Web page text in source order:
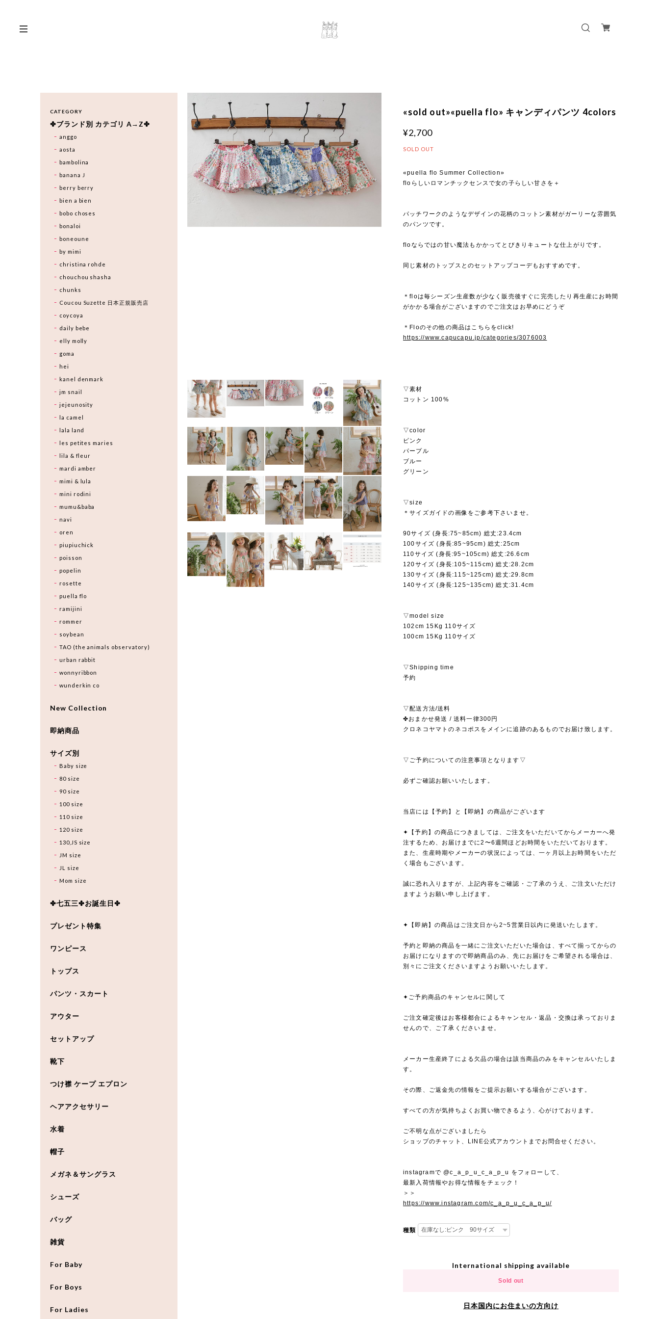
«sold out»«puella flo» キャンディパンツ 4colors
¥2,700
SOLD OUT
«puella flo Summer Collection»
floらしいロマンチックセンスで女の子らしい甘さを＋
パッチワークのようなデザインの花柄のコットン素材がガーリーな雰囲気
のパンツです。
floならではの甘い魔法もかかってとびきりキュートな仕上がりです。
同じ素材のトップスとのセットアップコーデもおすすめです。
＊floは毎シーズン生産数が少なく販売後すぐに完売したり再生産にお時間
がかかる場合がございますのでご注文はお早めにどうぞ
＊Floのその他の商品はこちらをclick!
https://www.capucapu.jp/categories/3076003
▽素材
コットン 100%
▽color
ピンク
パープル
ブルー
グリーン
▽size
＊サイズガイドの画像をご参考下さいませ。
90サイズ (身長:75~85cm) 総丈:23.4cm
100サイズ (身長:85~95cm) 総丈:25cm
110サイズ (身長:95~105cm) 総丈:26.6cm
120サイズ (身長:105~115cm) 総丈:28.2cm
130サイズ (身長:115~125cm) 総丈:29.8cm
140サイズ (身長:125~135cm) 総丈:31.4cm
▽model size
102cm 15Kg 110サイズ
100cm 15Kg 110サイズ
▽Shipping time
予約
▽配送方法/送料
✤おまかせ発送 / 送料一律300円
クロネコヤマトのネコポスをメインに追跡のあるものでお届け致します。
▽ご予約についての注意事項となります▽
必ずご確認お願いいたします。
当店には【予約】と【即納】の商品がございます
✦【予約】の商品につきましては、ご注文をいただいてからメーカーへ発
注するため、お届けまでに2〜6週間ほどお時間をいただいております。
また、生産時期やメーカーの状況によっては、一ヶ月以上お時間をいただ
く場合もございます。
誠に恐れ入りますが、上記内容をご確認・ご了承のうえ、ご注文いただけ
ますようお願い申し上げます。
✦【即納】の商品はご注文日から2~5営業日以内に発送いたします。
予約と即納の商品を一緒にご注文いただいた場合は、すべて揃ってからの
お届けになりますので即納商品のみ、先にお届けをご希望される場合は、
別々にご注文くださいますようお願いいたします。
✦ご予約商品のキャンセルに関して
ご注文確定後はお客様都合によるキャンセル・返品・交換は承っておりま
せんので、ご了承くださいませ。
メーカー生産終了による欠品の場合は該当商品のみをキャンセルいたしま
す。
その際、ご返金先の情報をご提示お願いする場合がございます。
すべての方が気持ちよくお買い物できるよう、心がけております。
ご不明な点がございましたら
ショップのチャット、LINE公式アカウントまでお問合せください。
instagramで @c_a_p_u_c_a_p_u をフォローして、
最新入荷情報やお得な情報をチェック！
＞＞
https://www.instagram.com/c_a_p_u_c_a_p_u/
種類
International shipping available
Sold out
日本国内にお住まいの方向け
CATEGORY
✤ブランド別 カテゴリ A→Z✤
anggo
aosta
bambolina
banana J
berry berry
bien a bien
bobo choses
bonaloi
boneoune
by mimi
christina rohde
chouchou shasha
chunks
Coucou Suzette 日本正規販売店
coycoya
daily bebe
elly molly
goma
hei
kanel denmark
jm snail
jejeunosity
la camel
lala land
les petites maries
lila & fleur
mardi amber
mimi & lula
mini rodini
mumu&baba
navi
oren
piupiuchick
poisson
popelin
rosette
puella flo
ramijini
rommer
soybean
TAO (the animals observatory)
urban rabbit
wonnyribbon
wunderkin co
New Collection
即納商品
サイズ別
Baby size
80 size
90 size
100 size
110 size
120 size
130,JS size
JM size
JL size
Mom size
✤七五三✤お誕生日✤
プレゼント特集
ワンピース
トップス
パンツ・スカート
アウター
セットアップ
靴下
つけ襟 ケープ エプロン
ヘアアクセサリー
水着
帽子
メガネ＆サングラス
シューズ
バッグ
雑貨
For Baby
For Boys
For Ladies